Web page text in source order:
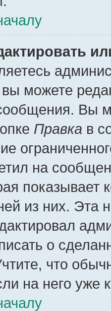
можете
Вы
Правка в
на
показывает
из них. Эта
о
что
на него уже